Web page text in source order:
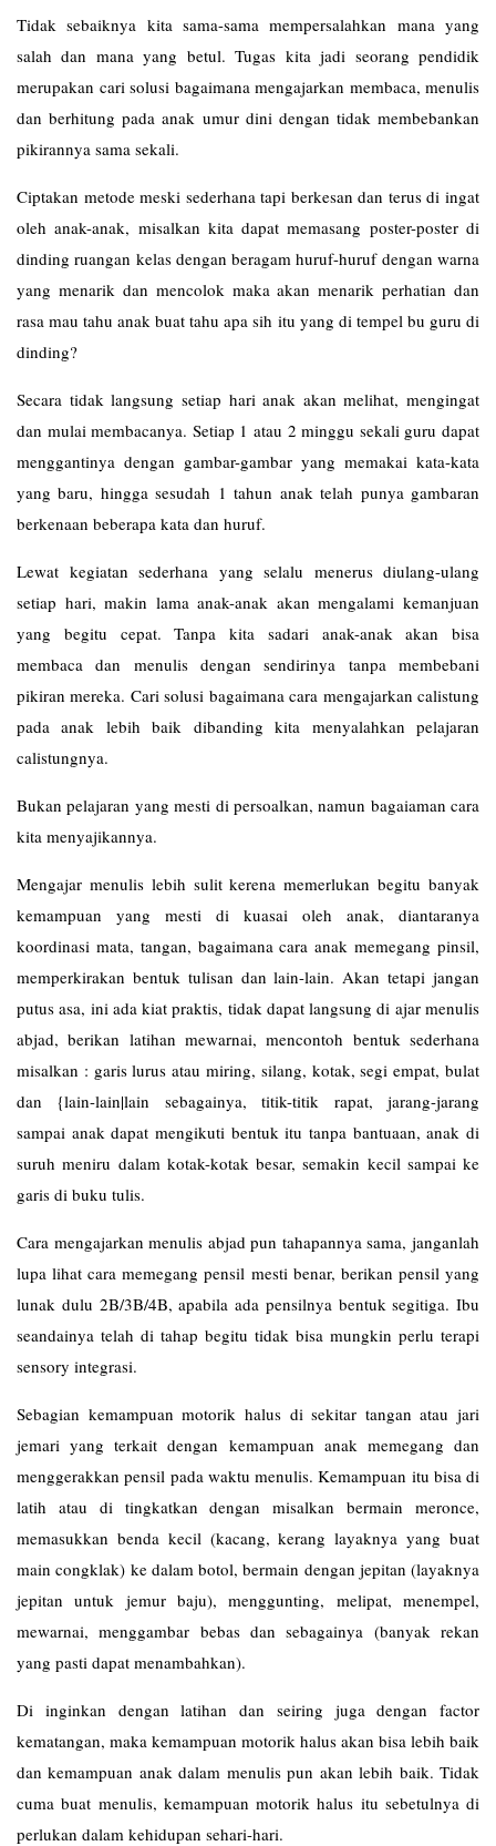
Tidak sebaiknya kita sama-sama mempersalahkan mana yang
salah dan mana yang betul. Tugas kita jadi seorang pendidik
merupakan cari solusi bagaimana mengajarkan membaca, menulis
dan berhitung pada anak umur dini dengan tidak membebankan
pikirannya sama sekali.
Ciptakan metode meski sederhana tapi berkesan dan terus di ingat
oleh anak-anak, misalkan kita dapat memasang poster-poster di
dinding ruangan kelas dengan beragam huruf-huruf dengan warna
yang menarik dan mencolok maka akan menarik perhatian dan
rasa mau tahu anak buat tahu apa sih itu yang di tempel bu guru di
dinding?
Secara tidak langsung setiap hari anak akan melihat, mengingat
dan mulai membacanya. Setiap 1 atau 2 minggu sekali guru dapat
menggantinya dengan gambar-gambar yang memakai kata-kata
yang baru, hingga sesudah 1 tahun anak telah punya gambaran
berkenaan beberapa kata dan huruf.
Lewat kegiatan sederhana yang selalu menerus diulang-ulang
setiap hari, makin lama anak-anak akan mengalami kemanjuan
yang begitu cepat. Tanpa kita sadari anak-anak akan bisa
membaca dan menulis dengan sendirinya tanpa membebani
pikiran mereka. Cari solusi bagaimana cara mengajarkan calistung
pada anak lebih baik dibanding kita menyalahkan pelajaran
calistungnya.
Bukan pelajaran yang mesti di persoalkan, namun bagaiaman cara
kita menyajikannya.
Mengajar menulis lebih sulit kerena memerlukan begitu banyak
kemampuan yang mesti di kuasai oleh anak, diantaranya
koordinasi mata, tangan, bagaimana cara anak memegang pinsil,
memperkirakan bentuk tulisan dan lain-lain. Akan tetapi jangan
putus asa, ini ada kiat praktis, tidak dapat langsung di ajar menulis
abjad, berikan latihan mewarnai, mencontoh bentuk sederhana
misalkan : garis lurus atau miring, silang, kotak, segi empat, bulat
dan {lain-lain|lain sebagainya, titik-titik rapat, jarang-jarang
sampai anak dapat mengikuti bentuk itu tanpa bantuaan, anak di
suruh meniru dalam kotak-kotak besar, semakin kecil sampai ke
garis di buku tulis.
Cara mengajarkan menulis abjad pun tahapannya sama, janganlah
lupa lihat cara memegang pensil mesti benar, berikan pensil yang
lunak dulu 2B/3B/4B, apabila ada pensilnya bentuk segitiga. Ibu
seandainya telah di tahap begitu tidak bisa mungkin perlu terapi
sensory integrasi.
Sebagian kemampuan motorik halus di sekitar tangan atau jari
jemari yang terkait dengan kemampuan anak memegang dan
menggerakkan pensil pada waktu menulis. Kemampuan itu bisa di
latih atau di tingkatkan dengan misalkan bermain meronce,
memasukkan benda kecil (kacang, kerang layaknya yang buat
main congklak) ke dalam botol, bermain dengan jepitan (layaknya
jepitan untuk jemur baju), menggunting, melipat, menempel,
mewarnai, menggambar bebas dan sebagainya (banyak rekan
yang pasti dapat menambahkan).
Di inginkan dengan latihan dan seiring juga dengan factor
kematangan, maka kemampuan motorik halus akan bisa lebih baik
dan kemampuan anak dalam menulis pun akan lebih baik. Tidak
cuma buat menulis, kemampuan motorik halus itu sebetulnya di
perlukan dalam kehidupan sehari-hari.